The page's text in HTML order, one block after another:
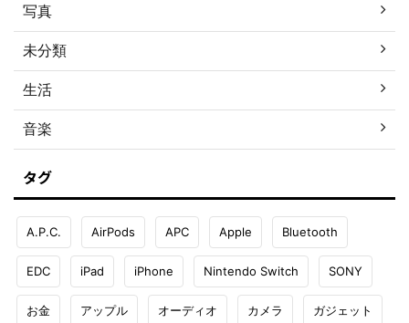
写真
未分類
生活
音楽
タグ
A.P.C. AirPods APC Apple Bluetooth
EDC iPad iPhone Nintendo Switch SONY
お金 アップル オーディオ カメラ ガジェット